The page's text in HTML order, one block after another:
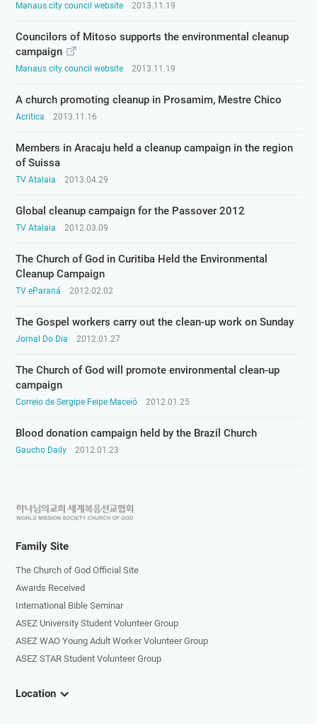
Manaus city council website 2013.11.19
Councilors of Mitoso supports the environmental cleanup
campaign
Manaus city council website 2013.11.19
A church promoting cleanup in Prosamim, Mestre Chico
Acritica 2013.11.16
Members in Aracaju held a cleanup campaign in the region
of Suissa
TV Atalaia 2013.04.29
Global cleanup campaign for the Passover 2012
TV Atalaia 2012.03.09
The Church of God in Curitiba Held the Environmental
Cleanup Campaign
TV eParaná 2012.02.02
The Gospel workers carry out the clean-up work on Sunday
Jornal Do Dia 2012.01.27
The Church of God will promote environmental clean-up
campaign
Correio de Sergipe Feipe Maceió 2012.01.25
Blood donation campaign held by the Brazil Church
Gaucho Daily 2012.01.23
하
님
로
고
Family Site
The Church of God Official Site
Awards Received
International Bible Seminar
ASEZ University Student Volunteer Group
ASEZ WAO Young Adult Worker Volunteer Group
ASEZ STAR Student Volunteer Group
Location